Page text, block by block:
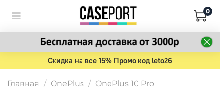
0
Скидка на все 15% Промо код leto26
Главная OnePlus OnePlus 10 Pro